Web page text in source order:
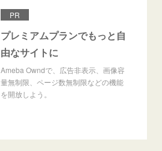
PR
プレミアムプランでもっと自
由なサイトに
Ameba Owndで、広告非表示、画像容
量無制限、ページ数無制限などの機能
を開放しよう。